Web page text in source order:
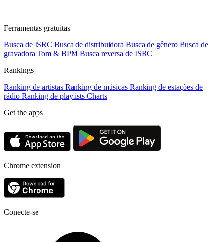
Ferramentas gratuitas
Busca de ISRC Busca de distribuidora Busca de gênero Busca de
gravadora Tom & BPM Busca reversa de ISRC
Rankings
Ranking de artistas Ranking de músicas Ranking de estações de
rádio Ranking de playlists Charts
Get the apps
Chrome extension
Conecte-se